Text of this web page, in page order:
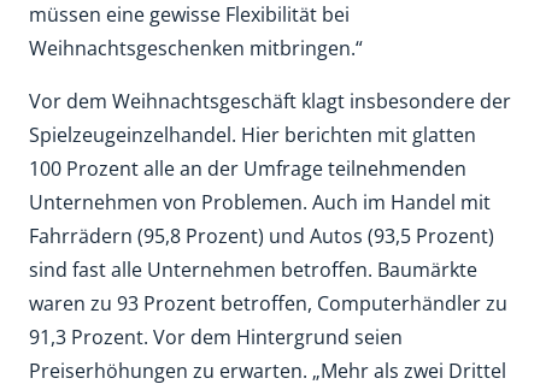
müssen eine gewisse Flexibilität bei
Weihnachtsgeschenken mitbringen.“
Vor dem Weihnachtsgeschäft klagt insbesondere der
Spielzeugeinzelhandel. Hier berichten mit glatten
100 Prozent alle an der Umfrage teilnehmenden
Unternehmen von Problemen. Auch im Handel mit
Fahrrädern (95,8 Prozent) und Autos (93,5 Prozent)
sind fast alle Unternehmen betroffen. Baumärkte
waren zu 93 Prozent betroffen, Computerhändler zu
91,3 Prozent. Vor dem Hintergrund seien
Preiserhöhungen zu erwarten. „Mehr als zwei Drittel